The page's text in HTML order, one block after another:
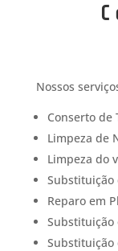
Nossos
Conserto de
Limpeza de
Limpeza do
Substituição
Reparo em
Substituição
Substituição